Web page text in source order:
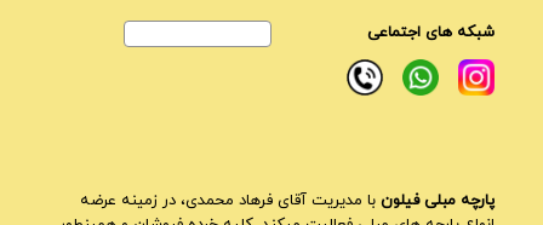
شبکه های اجتماعی
پارچه مبلی فیلون با مدیریت آقای فرهاد محمدی، در زمینه عرضه